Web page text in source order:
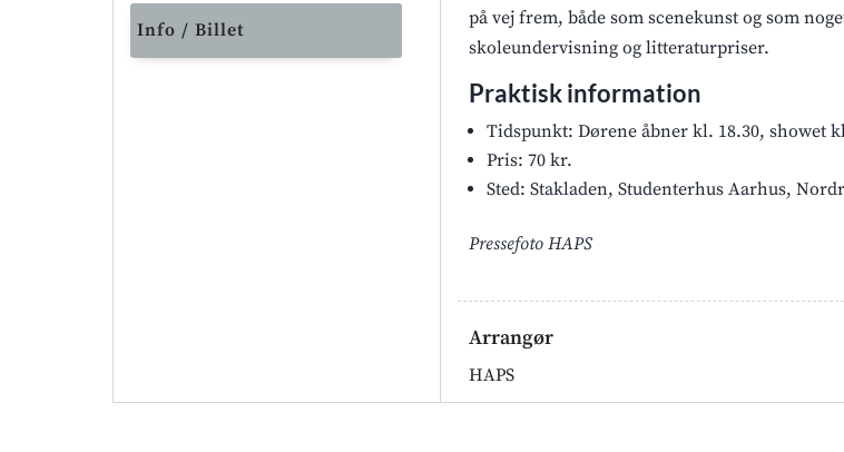
Info / Billet
på vej frem, både som scenekunst og som
skoleundervisning og litteraturpriser.
Praktisk information
Tidspunkt: Dørene åbner kl. 18.30, showet
Pris: 70 kr.
Sted: Stakladen, Studenterhus Aarhus,
Pressefoto HAPS
Arrangør
HAPS